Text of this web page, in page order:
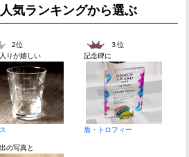
人気ランキングから選ぶ
2位
りが嬉しい
３位
記念碑に
盾・トロフィー
の写真と